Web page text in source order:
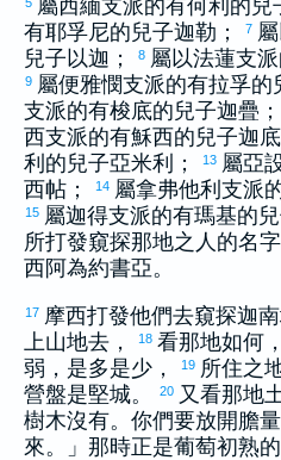
屬西緬支派的有何利 的兒
有耶孚尼的兒子迦勒 ； 7 屬
兒子以迦 ； 8 屬以法蓮支
9 屬便雅憫支派的有拉孚的
支派的有梭底的兒子迦疊 ；
西支派的有穌西的兒子迦底
利 的兒子亞米利 ； 13 屬亞
西帖 ； 14 屬拿弗他利 支派
15 屬迦得支派的有瑪基的
所打發窺探那地之人的名字
西阿為約書亞。
17 摩西打發他們去窺探迦南
上山地去，
18 看那地如何
弱，是多是少，
19 所住之
營盤是堅城。
20 又看那地
樹木沒有。你們要放開膽
來。」那時正是葡萄初熟的